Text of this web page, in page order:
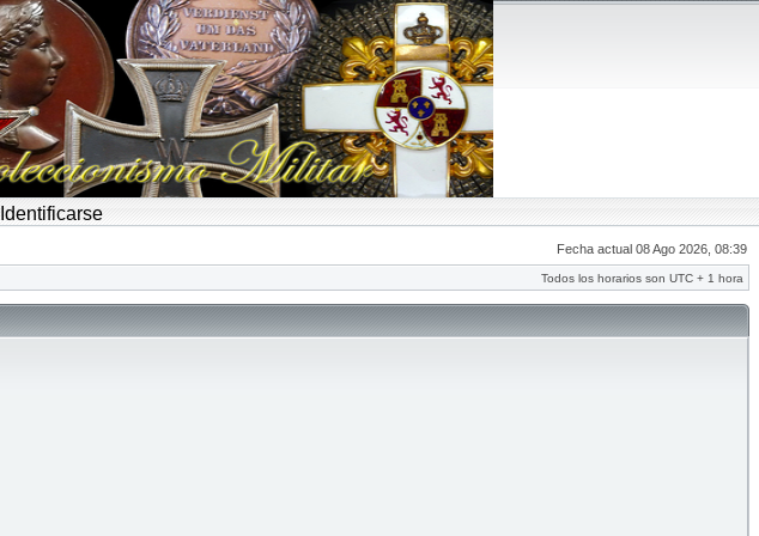
Identificarse
Fecha actual 08 Ago 2026, 08:39
Todos los horarios son UTC + 1 hora